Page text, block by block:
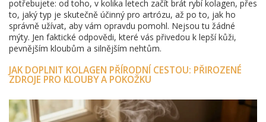
potřebujete: od toho, v kolika letech začít brát rybí kolagen, přes
to, jaký typ je skutečně účinný pro artrózu, až po to, jak ho
správně užívat, aby vám opravdu pomohl. Nejsou tu žádné
mýty. Jen faktické odpovědi, které vás přivedou k lepší kůži,
pevnějším kloubům a silnějším nehtům.
JAK DOPLNIT KOLAGEN PŘÍRODNÍ CESTOU: PŘIROZENÉ
ZDROJE PRO KLOUBY A POKOŽKU